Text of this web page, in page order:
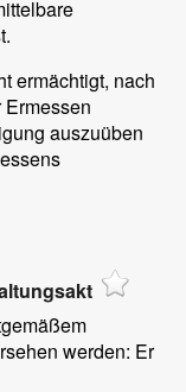
ermächtigt, nach
auszuüben
werden: Er